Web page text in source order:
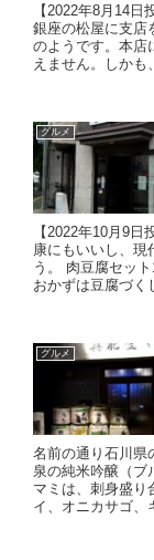
【2022年8月14
銀座の松屋に支店
のようです。本店
えません。しかも
グルメ
【2022年10月9
康にもいいし、現
う。 肉豆腐セッ
おかずは豆腐づく
グルメ
名前の通り石川県
泉の純米吟醸（ブ
マミは、刺身盛り
イ、オニカサゴ、